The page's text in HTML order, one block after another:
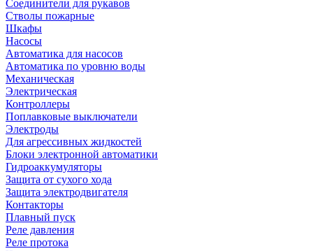
Соединители для рукавов
Стволы пожарные
Шкафы
Насосы
Автоматика для насосов
Автоматика по уровню воды
Механическая
Электрическая
Контроллеры
Поплавковые выключатели
Электроды
Для агрессивных жидкостей
Блоки электронной автоматики
Гидроаккумуляторы
Защита от сухого хода
Защита электродвигателя
Контакторы
Плавный пуск
Реле давления
Реле протока